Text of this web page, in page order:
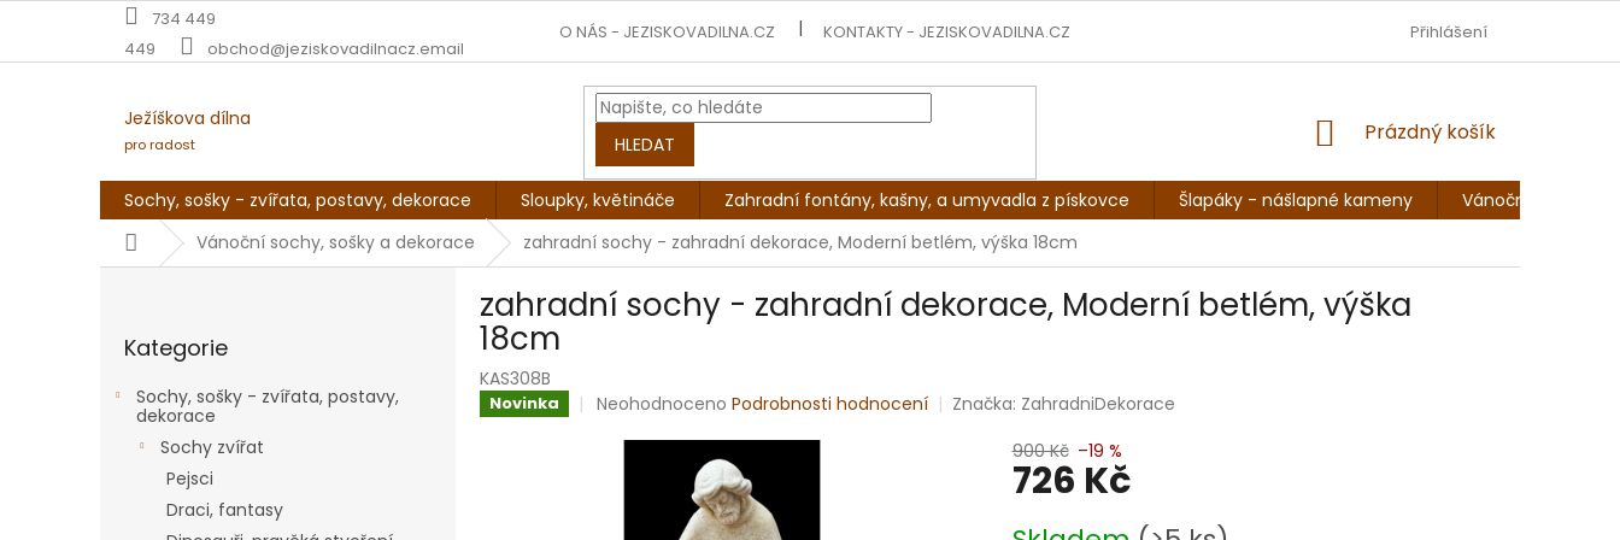
obsah
734 449
449
obchod@jeziskovadilnacz.email
O NÁS - JEZISKOVADILNA.CZ KONTAKTY - JEZISKOVADILNA.CZ OBCHODNÍ PODMÍNKY
Přihlášení
Ježíškova dílna
pro radost HLEDAT
NÁKUPNÍ
Prázdný košík
Sochy, sošky - zvířata, postavy, dekorace Sloupky, květináče Zahradní fontány, kašny, a umyvadla z pískovce Šlapáky - nášlapné kameny
Vánoční sochy,
DomůVánoční sochy, sošky a dekorace zahradní sochy - zahradní dekorace, Moderní betlém, výška 18cm
kategorie
Kategorie
Sochy, sošky - zvířata, postavy,
dekorace
Sochy zvířat
Pejsci
Draci, fantasy
zahradní sochy - zahradní dekorace, Moderní betlém, výška
18cm
KAS308B
Novinka
Průměrné
produktu
Neohodnoceno Podrobnosti hodnocení Značka: ZahradniDekorace
900 Kč –19 %
726 Kč